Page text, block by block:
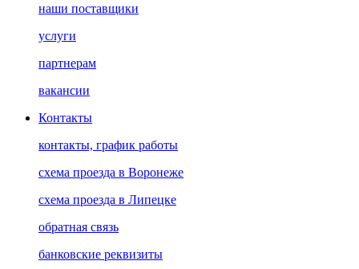
наши поставщики
услуги
партнерам
вакансии
Контакты
контакты, график работы
схема проезда в Воронеже
схема проезда в Липецке
обратная связь
банковские реквизиты